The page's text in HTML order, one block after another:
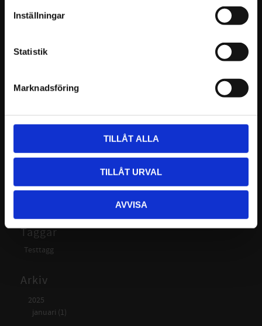
Inställningar
Statistik
Marknadsföring
TILLÅT ALLA
TILLÅT URVAL
AVVISA
på Hovcompagniet
avgörande för att uppnå bästa resultat i
rätta verktygen för att ta ditt smide till nästa
smidesverktyg för dig som hovslagare.
Testkategori (1)
Taggar
Testtagg
Arkiv
2025
januari (1)